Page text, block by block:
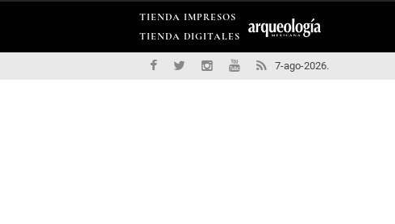
TIENDA IMPRESOS
TIENDA DIGITALES
7-ago-2026.